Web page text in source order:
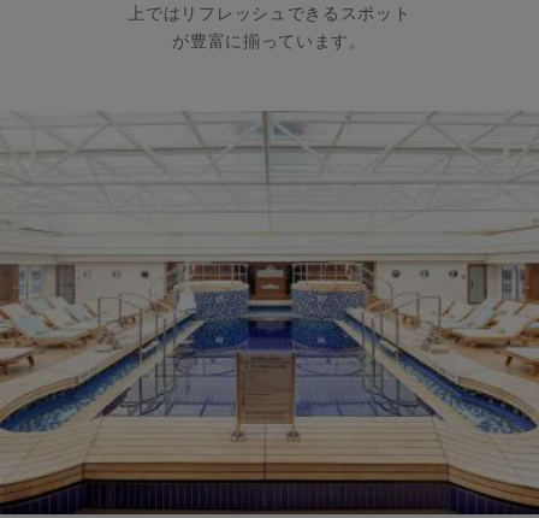
上ではリフレッシュできるスポット
が豊富に揃っています。